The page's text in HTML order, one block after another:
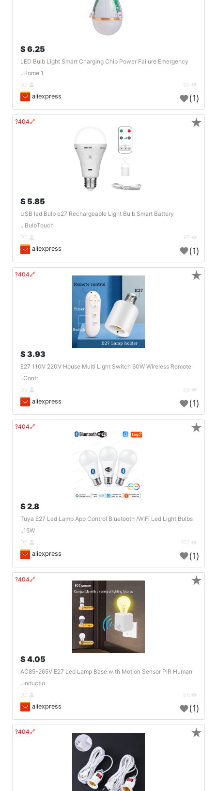
6.25 $
LED Bulb Light Smart Charging Chip Power Failure Emergency
Home 1..
aliexpress (1)
🔗404?
5.85 $
USB led Bulb e27 Rechargeable Light Bulb Smart Battery
BulbTouch ..
aliexpress (1)
★
🔗404?
3.93 $
E27 110V 220V House Multi Light Switch 60W Wireless Remote
Contr..
aliexpress (1)
★
🔗404?
2.8 $
Tuya E27 Led Lamp App Control Bluetooth /WiFi Led Light Bulbs
15W..
aliexpress (1)
★
🔗404?
4.05 $
AC85-265V E27 Led Lamp Base with Motion Sensor PIR Human
Inductio..
aliexpress (1)
★
🔗404? ★